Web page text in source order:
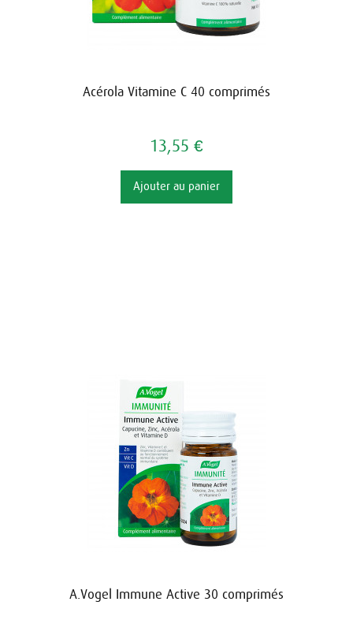
Acérola Vitamine C 40 comprimés
13,55 €
Ajouter au panier
A.Vogel Immune Active 30 comprimés